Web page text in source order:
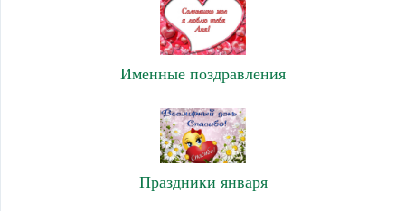
Именные поздравления
Праздники января